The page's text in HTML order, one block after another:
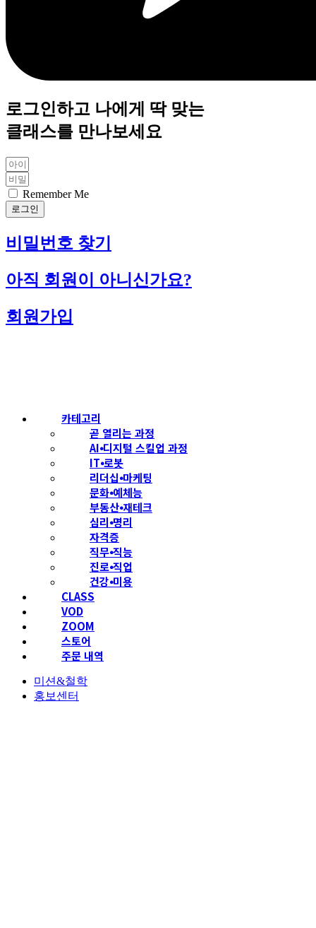
로그인하고 나에게 딱 맞는
클래스를 만나보세요
Remember Me
로그인
비밀번호 찾기
아직 회원이 아니신가요?
회원가입
카테고리
곧 열리는 과정
AI⦁디지털 스킬업 과정
IT⦁로봇
리더십⦁마케팅
문화⦁예체능
부동산⦁재테크
심리⦁명리
자격증
직무⦁직능
진로⦁직업
건강⦁미용
CLASS
VOD
ZOOM
스토어
주문 내역
미션&철학
홍보센터